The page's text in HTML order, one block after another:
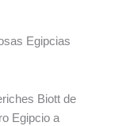
Egipcias
Biott de
Egipcio a